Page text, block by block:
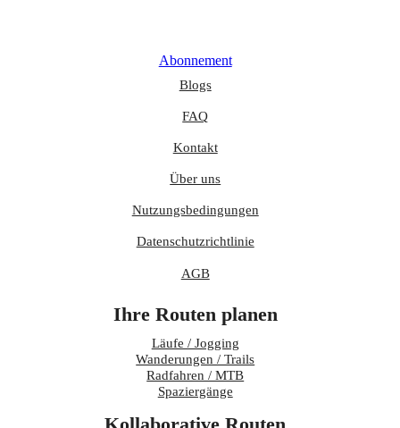
Abonnement
Blogs
FAQ
Kontakt
Über uns
Nutzungsbedingungen
Datenschutzrichtlinie
AGB
Ihre Routen planen
Läufe / Jogging
Wanderungen / Trails
Radfahren / MTB
Spaziergänge